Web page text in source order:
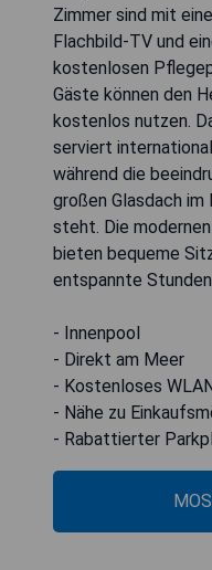
Zimmer sind mit
Flachbild-TV und
kostenlosen
Gäste können den
kostenlos nutzen.
serviert
während die
großen Glasdach
steht. Die
bieten bequeme
entspannte
- Innenpool
- Direkt am Meer
- Kostenloses
- Nähe zu
- Rabattierter